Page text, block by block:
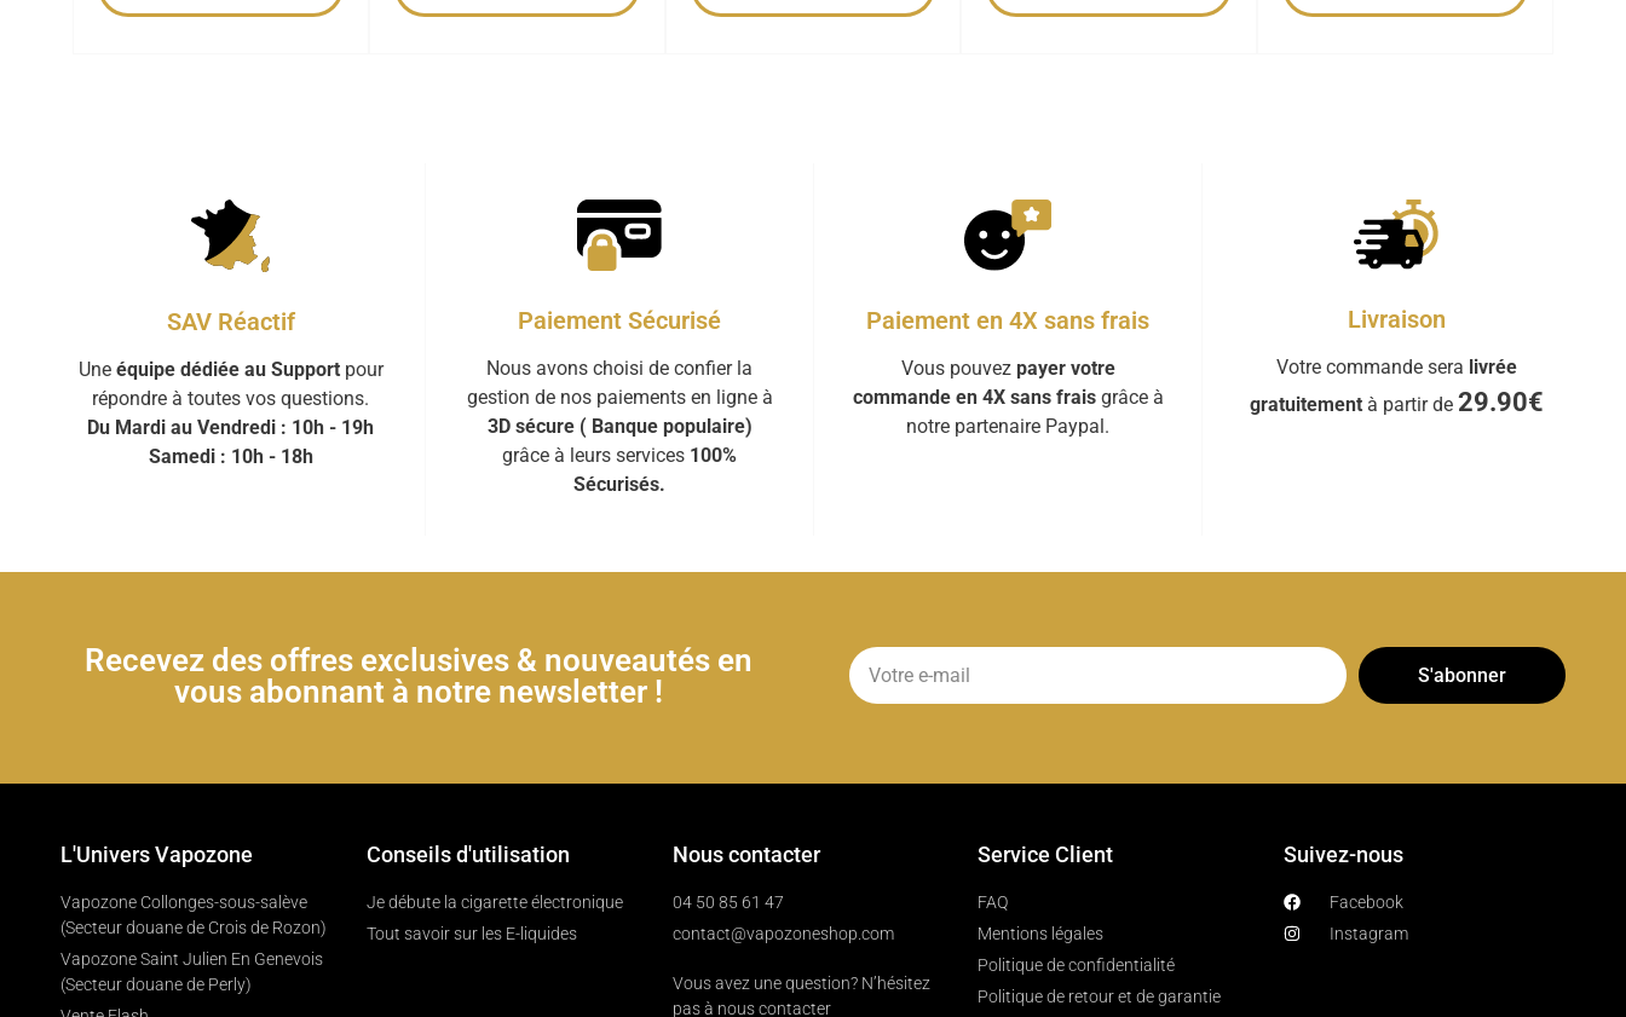
SAV Réactif
Une équipe dédiée au Supportpour
répondre à toutes vos questions.
Du Mardi au Vendredi : 10h - 19h
Samedi : 10h - 18h
Paiement Sécurisé
Nous avons choisi de confier la
gestion de nos paiements en ligne à
3D sécure ( Banque populaire)
grâce à leurs services 100%
Sécurisés.
Paiement en 4X sans frais
Vous pouvez payer votre
commande en 4X sans fraisgrâce à
notre partenaire Paypal.
Livraison
Votre commande sera livrée
gratuitementà partir de 29.90€
Recevez des offres exclusives & nouveautés en
vous abonnant à notre newsletter !
S'abonner
L'Univers Vapozone
Vapozone Collonges-sous-salève
(Secteur douane de Crois de Rozon)
Vapozone Saint Julien En Genevois
(Secteur douane de Perly)
Conseils d'utilisation
Je débute la cigarette électronique
Tout savoir sur les E-liquides
Nous contacter
04 50 85 61 47
contact@vapozoneshop.com
Vous avez une question? N’hésitez
pas à nous contacter
Service Client
FAQ
Mentions légales
Politique de confidentialité
Politique de retour et de garantie
Suivez-nous
Facebook
Instagram